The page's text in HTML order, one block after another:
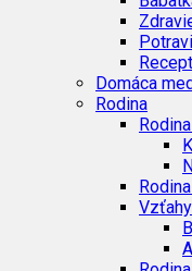
Domáca
Rodina
Vzťahy